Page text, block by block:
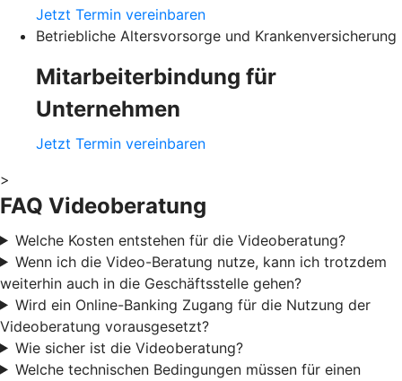
Jetzt Termin vereinbaren
Betriebliche Altersvorsorge und Krankenversicherung
Mitarbeiterbindung für
Unternehmen
Jetzt Termin vereinbaren
>
FAQ Videoberatung
Welche Kosten entstehen für die Videoberatung?
Wenn ich die Video-Beratung nutze, kann ich trotzdem
weiterhin auch in die Geschäftsstelle gehen?
Wird ein Online-Banking Zugang für die Nutzung der
Videoberatung vorausgesetzt?
Wie sicher ist die Videoberatung?
Welche technischen Bedingungen müssen für einen